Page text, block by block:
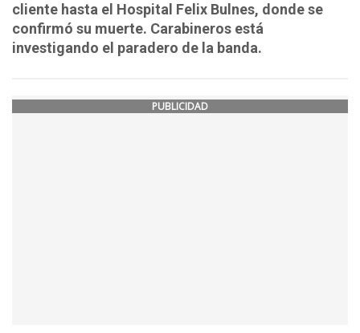
cliente hasta el Hospital Felix Bulnes, donde se
confirmó su muerte. Carabineros está
investigando el paradero de la banda.
PUBLICIDAD